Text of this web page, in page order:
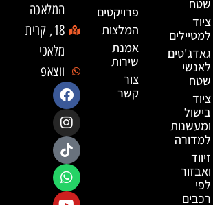
שטח
ציוד
למטיילים
גאדג'טים
לאנשי
שטח
ציוד
בישול
ומעשנות
למדורה
זיווד
ואבזור
לפי
רכבים
פרויקטים
המלצות
אמנת
שירות
צור
קשר
המלאכה
18, קרית
מלאכי
ווצאפ